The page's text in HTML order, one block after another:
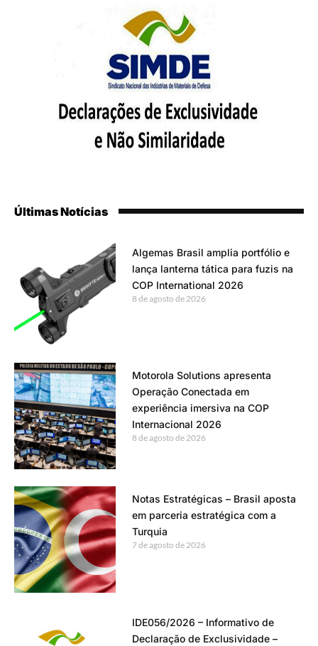
Últimas Notícias
Algemas Brasil amplia portfólio e
lança lanterna tática para fuzis na
COP International 2026
8 de agosto de 2026
Motorola Solutions apresenta
Operação Conectada em
experiência imersiva na COP
Internacional 2026
8 de agosto de 2026
Notas Estratégicas – Brasil aposta
em parceria estratégica com a
Turquia
7 de agosto de 2026
IDE056/2026 – Informativo de
Declaração de Exclusividade –